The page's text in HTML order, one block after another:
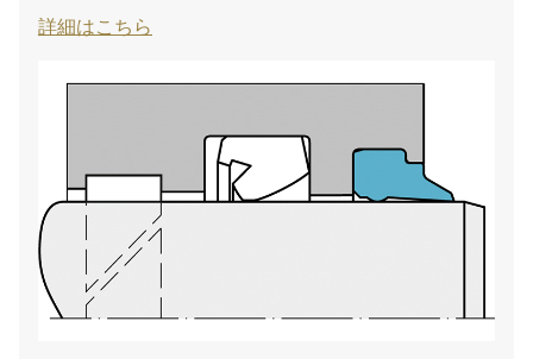
詳細はこちら